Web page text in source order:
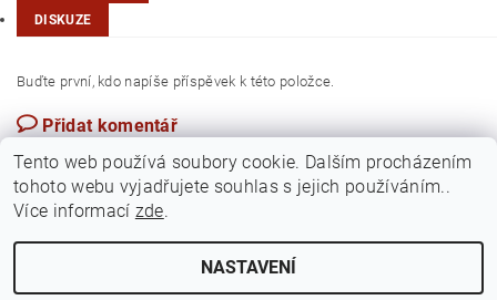
DISKUZE
Buďte první, kdo napíše příspěvek k této položce.
Přidat komentář
Tento web používá soubory cookie. Dalším procházením
tohoto webu vyjadřujete souhlas s jejich používáním..
Více informací zde.
NASTAVENÍ